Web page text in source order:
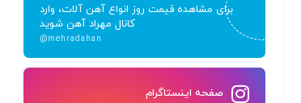
برای مشاهده قیمت روز انواع آهن آلات، وارد
کانال مهراد آهن شوید
@mehradahan
صفحه اینستاگرام